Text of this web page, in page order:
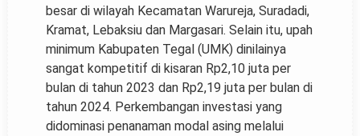
besar di wilayah Kecamatan Warureja, Suradadi,
Kramat, Lebaksiu dan Margasari. Selain itu, upah
minimum Kabupaten Tegal (UMK) dinilainya
sangat kompetitif di kisaran Rp2,10 juta per
bulan di tahun 2023 dan Rp2,19 juta per bulan di
tahun 2024. Perkembangan investasi yang
didominasi penanaman modal asing melalui